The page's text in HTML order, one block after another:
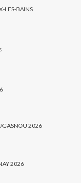
LES-BAINS
2026
2026